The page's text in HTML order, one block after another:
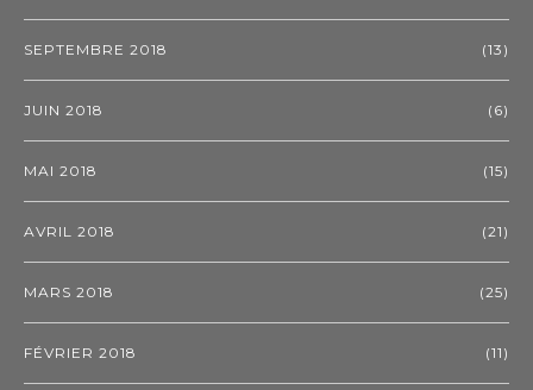
SEPTEMBRE 2018 (13)
JUIN 2018 (6)
MAI 2018 (15)
AVRIL 2018 (21)
MARS 2018 (25)
FÉVRIER 2018 (11)